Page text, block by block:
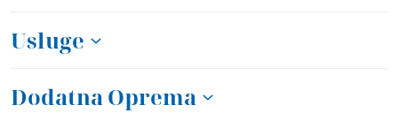
Usluge
Dodatna Oprema